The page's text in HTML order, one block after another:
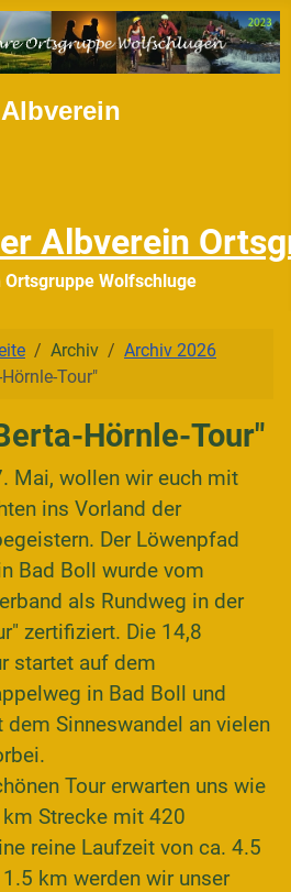
Albverein
Wolfschluge
Archiv
Archiv 2026
Tour"
Hörnle-Tour"
Mai, wollen wir euch mit
ins Vorland der
Der Löwenpfad
Bad Boll wurde vom
als Rundweg in der
zertifiziert. Die 14,8
startet auf dem
in Bad Boll und
Sinneswandel an vielen
Tour erwarten uns wie
Strecke mit 420
reine Laufzeit von ca. 4.5
km werden wir unser